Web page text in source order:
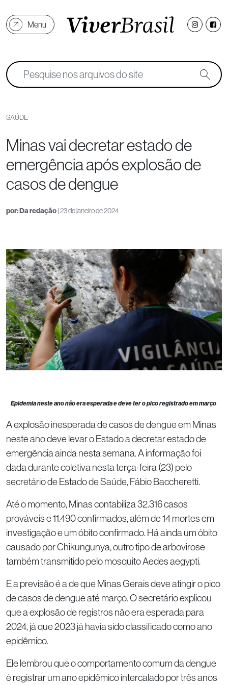
Menu
SAÚDE
Minas vai decretar estado de
emergência após explosão de
casos de dengue
por:Da redação| 23 de janeiro de 2024
Epidemia neste ano não era esperada e deve ter o pico registrado em março
A explosão inesperada de casos de dengue em Minas
neste ano deve levar o Estado a decretar estado de
emergência ainda nesta semana. A informação foi
dada durante coletiva nesta terça-feira (23) pelo
secretário de Estado de Saúde, Fábio Baccheretti.
Até o momento, Minas contabiliza 32.316 casos
prováveis e 11.490 confirmados, além de 14 mortes em
investigação e um óbito confirmado. Há ainda um óbito
causado por Chikungunya, outro tipo de arbovirose
também transmitido pelo mosquito Aedes aegypti.
E a previsão é a de que Minas Gerais deve atingir o pico
de casos de dengue até março. O secretário explicou
que a explosão de registros não era esperada para
2024, já que 2023 já havia sido classificado como ano
epidêmico.
Ele lembrou que o comportamento comum da dengue
é registrar um ano epidêmico intercalado por três anos